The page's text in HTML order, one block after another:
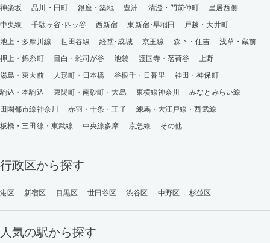
神楽坂
品川・田町 銀座・築地 豊洲 清澄・門前仲町
皇居西側
中央線
千駄ヶ谷･四ッ谷 西新宿 東新宿･早稲田
戸越・大井町
池上・多摩川線
世田谷線 経堂･成城 京王線 森下・住吉
浅草・蔵前
押上・錦糸町
目白・雑司が谷 池袋 護国寺・茗荷谷
上野
湯島・東大前
人形町・日本橋 谷根千・日暮里
神田・神保町
駒込・本駒込
東陽町・南砂町・大島 東横線神奈川
みなとみらい線
田園都市線神奈川
赤羽・十条・王子
練馬・大江戸線・西武線
板橋・三田線・東武線
中央線多摩 京急線 その他
行政区から探す
港区 新宿区 目黒区 世田谷区 渋谷区 中野区 杉並区
人気の駅から探す